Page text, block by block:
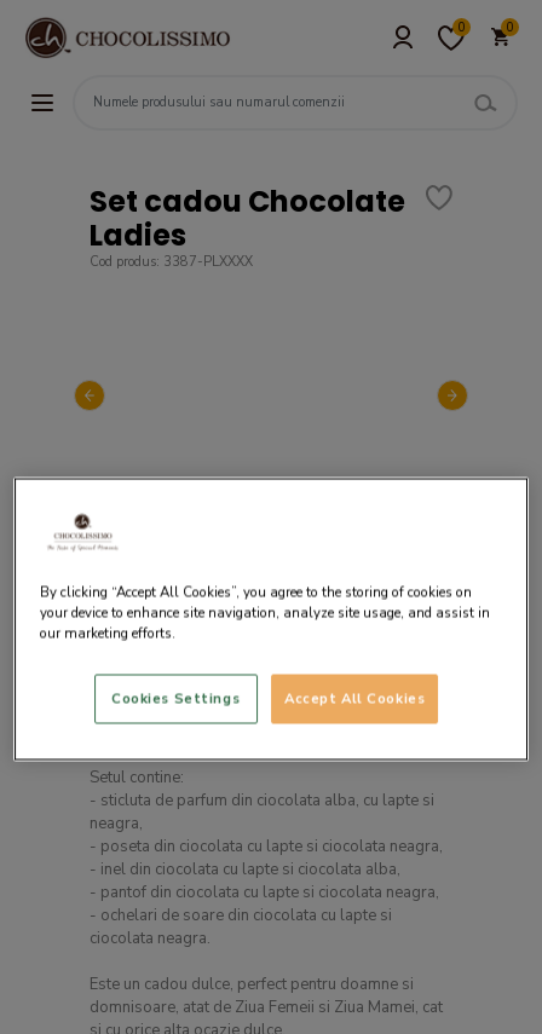
0 0
Set cadou Chocolate
Ladies
Cod produs: 3387-PLXXXX
Descrierea produsului
Un set cadou cu accesorii realizate din ciocolata
belgiana premium cu care sigur vei impresiona.
Setul contine:
- sticluta de parfum din ciocolata alba, cu lapte si
neagra,
- poseta din ciocolata cu lapte si ciocolata neagra,
- inel din ciocolata cu lapte si ciocolata alba,
- pantof din ciocolata cu lapte si ciocolata neagra,
- ochelari de soare din ciocolata cu lapte si
ciocolata neagra.
Este un cadou dulce, perfect pentru doamne si
domnisoare, atat de Ziua Femeii si Ziua Mamei, cat
By clicking “Accept All Cookies”, you agree to the storing of cookies on
your device to enhance site navigation, analyze site usage, and assist in
our marketing efforts.
Accept All Cookies
Cookies Settings